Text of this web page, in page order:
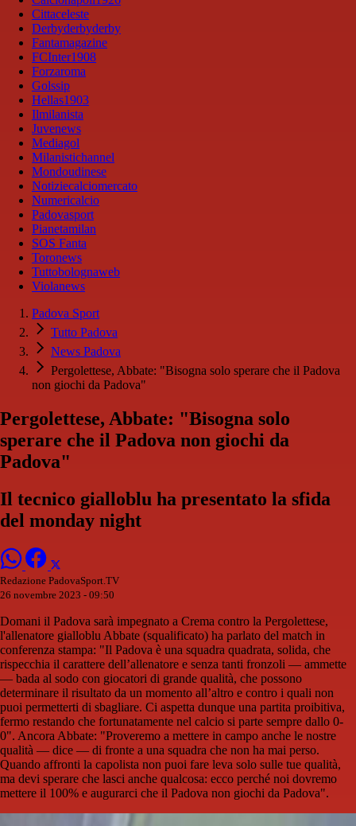
Cittaceleste
Derbyderbyderby
Fantamagazine
FCInter1908
Forzaroma
Golssip
Hellas1903
Ilmilanista
Juvenews
Mediagol
Milanistichannel
Mondoudinese
Notiziecalciomercato
Numericalcio
Padovasport
Pianetamilan
SOS Fanta
Toronews
Tuttobolognaweb
Violanews
Padova Sport
Tutto Padova
News Padova
Pergolettese, Abbate: "Bisogna solo sperare che il Padova
non giochi da Padova"
Pergolettese, Abbate: "Bisogna solo
sperare che il Padova non giochi da
Padova"
Il tecnico gialloblu ha presentato la sfida
del monday night
Redazione PadovaSport.TV
26 novembre 2023 - 09:50
Domani il Padova sarà impegnato a Crema contro la Pergolettese,
l'allenatore gialloblu Abbate (squalificato) ha parlato del match in
conferenza stampa: "Il Padova è una squadra quadrata, solida, che
rispecchia il carattere dell’allenatore e senza tanti fronzoli — ammette
— bada al sodo con giocatori di grande qualità, che possono
determinare il risultato da un momento all’altro e contro i quali non
puoi permetterti di sbagliare. Ci aspetta dunque una partita proibitiva,
fermo restando che fortunatamente nel calcio si parte sempre dallo 0-
0". Ancora Abbate: "Proveremo a mettere in campo anche le nostre
qualità — dice — di fronte a una squadra che non ha mai perso.
Quando affronti la capolista non puoi fare leva solo sulle tue qualità,
ma devi sperare che lasci anche qualcosa: ecco perché noi dovremo
mettere il 100% e augurarci che il Padova non giochi da Padova".